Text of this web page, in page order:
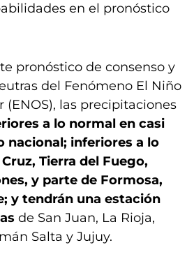
en el pronóstico
pronóstico de consenso y
del Fenómeno El Niño
(ENOS), las precipitaciones
a lo normal en casi
inferiores a lo
Tierra del Fuego,
y parte de Formosa,
y tendrán una estación
de San Juan, La Rioja,
Salta y Jujuy.